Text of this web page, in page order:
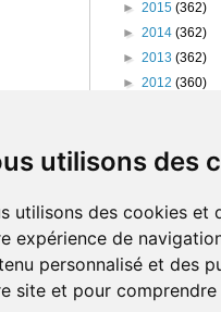
utilisons des
utilisons des cookies et
expérience de
personnalisé et des
site et pour
► 2015 (362)
► 2014 (362)
► 2013 (362)
► 2012 (360)